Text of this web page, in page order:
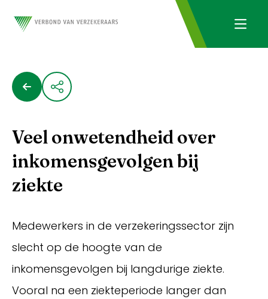
Veel onwetendheid over
inkomensgevolgen bij
ziekte
Medewerkers in de verzekeringssector zijn
slecht op de hoogte van de
inkomensgevolgen bij langdurige ziekte.
Vooral na een ziekteperiode langer dan